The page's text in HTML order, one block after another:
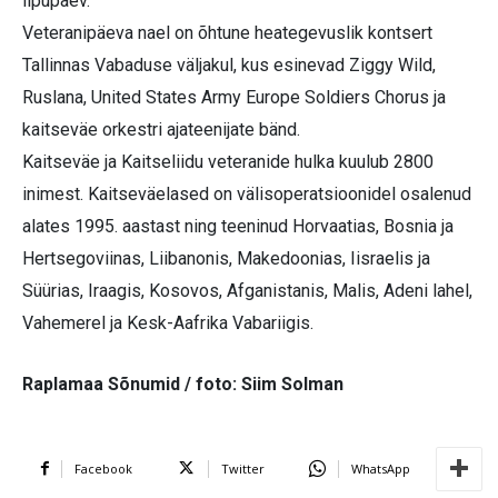
Veteranipäeva nael on õhtune heategevuslik kontsert
Tallinnas Vabaduse väljakul, kus esinevad Ziggy Wild,
Ruslana, United States Army Europe Soldiers Chorus ja
kaitseväe orkestri ajateenijate bänd.
Kaitseväe ja Kaitseliidu veteranide hulka kuulub 2800
inimest. Kaitseväelased on välisoperatsioonidel osalenud
alates 1995. aastast ning teeninud Horvaatias, Bosnia ja
Hertsegoviinas, Liibanonis, Makedoonias, Iisraelis ja
Süürias, Iraagis, Kosovos, Afganistanis, Malis, Adeni lahel,
Vahemerel ja Kesk-Aafrika Vabariigis.
Raplamaa Sõnumid / foto: Siim Solman
Facebook Twitter WhatsApp